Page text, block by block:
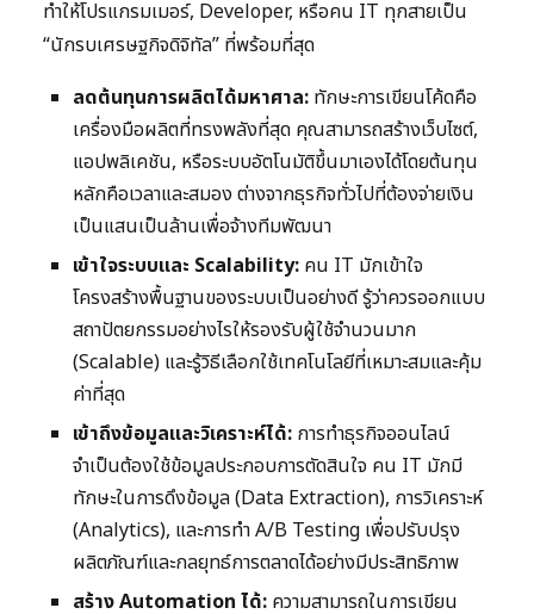
ทำให้โปรแกรมเมอร์, Developer, หรือคน IT ทุกสายเป็น
“นักรบเศรษฐกิจดิจิทัล” ที่พร้อมที่สุด
ลดต้นทุนการผลิตได้มหาศาล: ทักษะการเขียนโค้ดคือ
เครื่องมือผลิตที่ทรงพลังที่สุด คุณสามารถสร้างเว็บไซต์,
แอปพลิเคชัน, หรือระบบอัตโนมัติขึ้นมาเองได้โดยต้นทุน
หลักคือเวลาและสมอง ต่างจากธุรกิจทั่วไปที่ต้องจ่ายเงิน
เป็นแสนเป็นล้านเพื่อจ้างทีมพัฒนา
เข้าใจระบบและ Scalability: คน IT มักเข้าใจ
โครงสร้างพื้นฐานของระบบเป็นอย่างดี รู้ว่าควรออกแบบ
สถาปัตยกรรมอย่างไรให้รองรับผู้ใช้จำนวนมาก
(Scalable) และรู้วิธีเลือกใช้เทคโนโลยีที่เหมาะสมและคุ้ม
ค่าที่สุด
เข้าถึงข้อมูลและวิเคราะห์ได้: การทำธุรกิจออนไลน์
จำเป็นต้องใช้ข้อมูลประกอบการตัดสินใจ คน IT มักมี
ทักษะในการดึงข้อมูล (Data Extraction), การวิเคราะห์
(Analytics), และการทำ A/B Testing เพื่อปรับปรุง
ผลิตภัณฑ์และกลยุทธ์การตลาดได้อย่างมีประสิทธิภาพ
สร้าง Automation ได้: ความสามารถในการเขียน